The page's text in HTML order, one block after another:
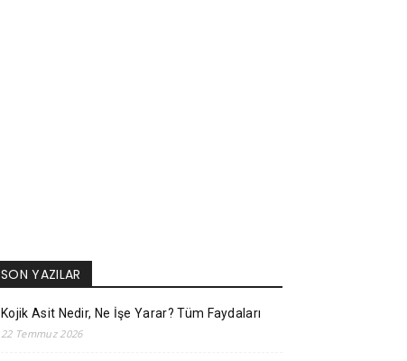
SON YAZILAR
Kojik Asit Nedir, Ne İşe Yarar? Tüm Faydaları
22 Temmuz 2026